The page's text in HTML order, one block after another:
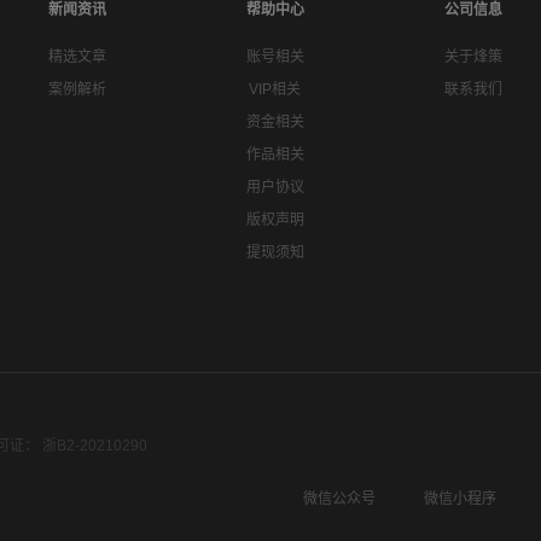
新闻资讯
精选文章
案例解析
帮助中心
账号相关
VIP相关
资金相关
作品相关
用户协议
版权声明
提现须知
公司信息
关于烽策
联系我们
证： 浙B2-20210290
微信公众号
微信小程序